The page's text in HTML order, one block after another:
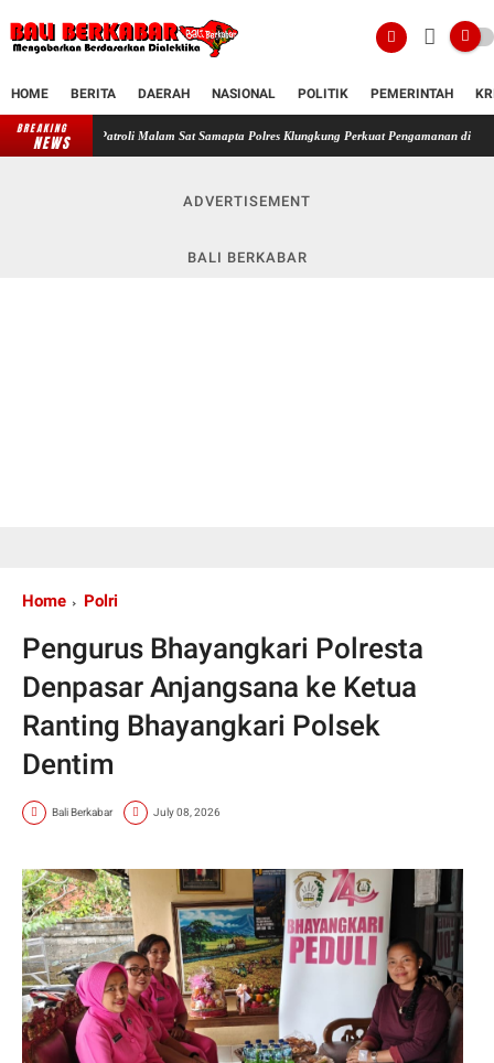
HOME BERITA DAERAH NASIONAL POLITIK PEMERINTAH
BREAKING
NEWS
Patroli Malam Sat Samapta Polres Klungkung Perkuat Pengamanan di Kawasan Pertokoan
ADVERTISEMENT
BALI BERKABAR
Home Polri
Pengurus Bhayangkari Polresta
Denpasar Anjangsana ke Ketua
Ranting Bhayangkari Polsek
Dentim
Bali Berkabar July 08, 2026